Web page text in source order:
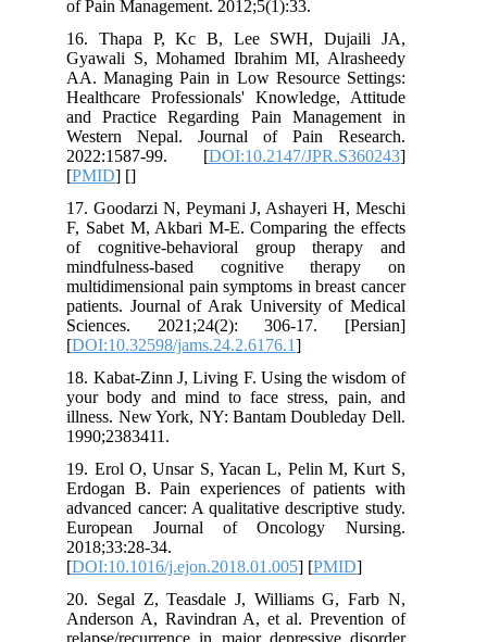
of Pain Management. 2012;5(1):33.
16. Thapa P, Kc B, Lee SWH, Dujaili JA,
Gyawali S, Mohamed Ibrahim MI, Alrasheedy
AA. Managing Pain in Low Resource Settings:
Healthcare Professionals' Knowledge, Attitude
and Practice Regarding Pain Management in
Western Nepal. Journal of Pain Research.
2022:1587-99. [DOI:10.2147/JPR.S360243
[PMID] [
17. Goodarzi N, Peymani J, Ashayeri H, Meschi
F, Sabet M, Akbari M-E. Comparing the effects
of cognitive-behavioral group therapy and
mindfulness-based cognitive therapy on
multidimensional pain symptoms in breast cancer
patients. Journal of Arak University of Medical
Sciences. 2021;24(2): 306-17. [Persian]
[DOI:10.32598/jams.24.2.6176.1
18. Kabat-Zinn J, Living F. Using the wisdom of
your body and mind to face stress, pain, and
illness. New York, NY: Bantam Doubleday Dell.
1990;2383411.
19. Erol O, Unsar S, Yacan L, Pelin M, Kurt S,
Erdogan B. Pain experiences of patients with
advanced cancer: A qualitative descriptive study.
European Journal of Oncology Nursing.
2018;33:28-34.
[DOI:10.1016/j.ejon.2018.01.005] [PMID
20. Segal Z, Teasdale J, Williams G, Farb N,
Anderson A, Ravindran A, et al. Prevention of